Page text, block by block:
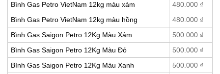
Bình Gas Petro VietNam 12kg màu xám 480.000 ₫
Bình Gas Petro VietNam 12kg màu hồng
480.000 ₫
Bình Gas Saigon Petro 12Kg Màu Xám
500.000 ₫
Bình Gas Saigon Petro 12Kg Màu Đỏ
500.000 ₫
Bình Gas Saigon Petro 12Kg Màu Xanh
500.000 ₫